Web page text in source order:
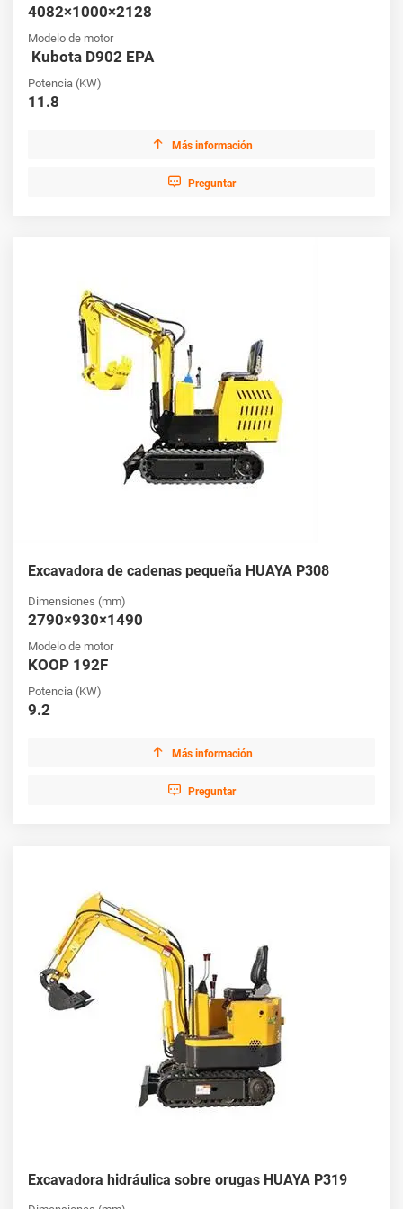
excavadora perfecta para mejorar su eficiencia operativa y lograr
4082×1000×2128
Modelo de motor
Kubota D902 EPA
Potencia (KW)
11.8
 Más información
 Preguntar
Excavadora de cadenas pequeña HUAYA P308
Dimensiones (mm)
2790×930×1490
Modelo de motor
KOOP 192F
Potencia (KW)
9.2
 Más información
 Preguntar
Excavadora hidráulica sobre orugas HUAYA P319